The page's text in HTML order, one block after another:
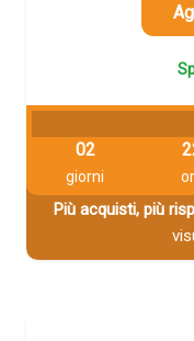
02
giorni
Più acquisti, più